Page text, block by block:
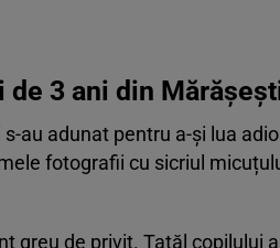
de 3 ani din
au adunat pentru a-și lua
fotografii cu sicriul
greu de privit. Tatăl copilului